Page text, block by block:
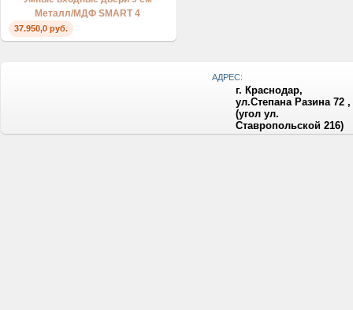
Металл/МДФ SMART 4
37.950,0 руб.
АДРЕС:
г. Краснодар,
ул.Степана Разина 72 ,
(угол ул.
Ставропольской 216)